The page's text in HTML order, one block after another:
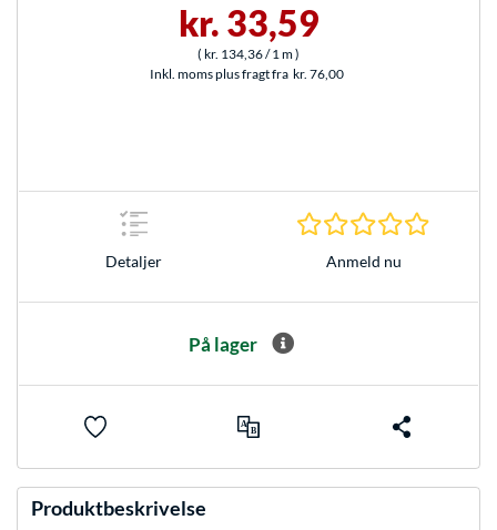
kr. 33,59
( kr. 134,36/ 1 m)
Inkl. moms plus fragt fra kr. 76,00
Detaljer Anmeld nu
På lager
Produktbeskrivelse